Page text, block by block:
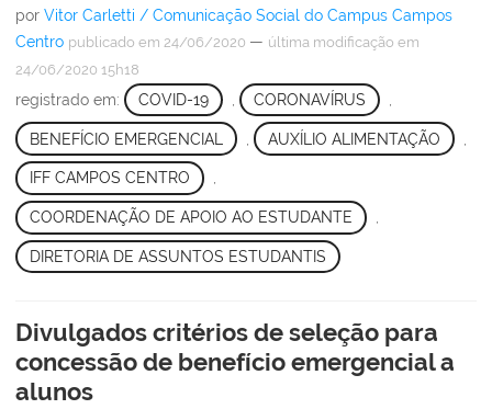
por Vitor Carletti / Comunicação Social do Campus Campos
Centro publicado em 24/06/2020 — última modificação em
24/06/2020 15h18
registrado em: COVID-19 CORONAVÍRUS
BENEFÍCIO EMERGENCIAL AUXÍLIO ALIMENTAÇÃO
IFF CAMPOS CENTRO ,
COORDENAÇÃO DE APOIO AO ESTUDANTE
DIRETORIA DE ASSUNTOS ESTUDANTIS
Divulgados critérios de seleção para
concessão de benefício emergencial a
alunos